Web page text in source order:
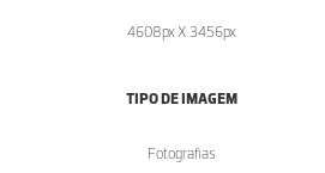
4608px X 3456px
TIPO DE IMAGEM
Fotografias